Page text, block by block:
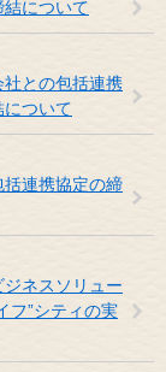
について
との包括連携
ついて
連携協定の締
ネスソリュー
フ”シティの実